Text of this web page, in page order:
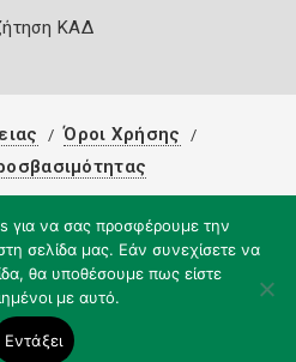
ΚΑΔ
Όροι Χρήσης
για να σας προσφέρουμε την
σελίδα μας. Εάν συνεχίσετε να
θα υποθέσουμε πως είστε
με αυτό.
Εντάξει